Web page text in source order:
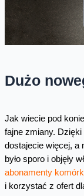
Dużo
Jak wiecie pod
fajne zmiany.
dostajecie więcej, a
było sporo i objęły
abonamenty
i korzystać z ofert